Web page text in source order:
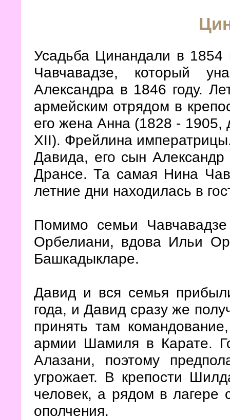
Усадьба Цинандали в 1854
Чавчавадзе, который
Александра в 1846 году.
армейским отрядом в
его жена Анна (1828 - 1905,
XII). Фрейлина
Давида, его сын
Дрансе. Та самая Нина
летние дни находилась в
Помимо семьи
Орбелиани, вдова Ильи
Башкадыкларе.
Давид и вся семья
года, и Давид сразу же
принять там
армии Шамиля в Карате.
Алазани, поэтому
угрожает. В крепости
человек, а рядом в лагере
ополчения.